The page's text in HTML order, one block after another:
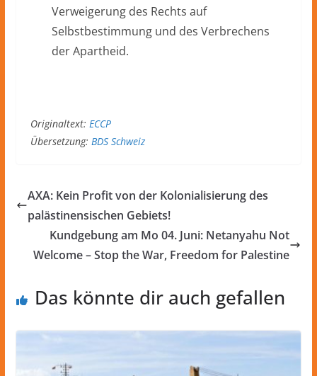
Verweigerung des Rechts auf
Selbstbestimmung und des Verbrechens
der Apartheid.
Originaltext: ECCP
Übersetzung: BDS Schweiz
AXA: Kein Profit von der Kolonialisierung des
palästinensischen Gebiets!
Kundgebung am Mo 04. Juni: Netanyahu Not
Welcome – Stop the War, Freedom for Palestine
Das könnte dir auch gefallen